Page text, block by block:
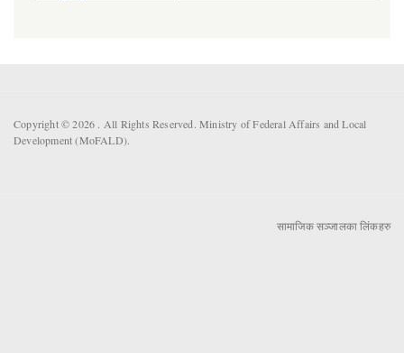
Copyright © 2026 . All Rights Reserved. Ministry of Federal Affairs and Local
Development (MoFALD).
सामाजिक सञ्जालका लिंकहरु